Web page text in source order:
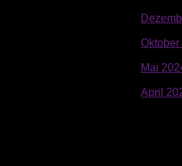
Oktober
Mai
April